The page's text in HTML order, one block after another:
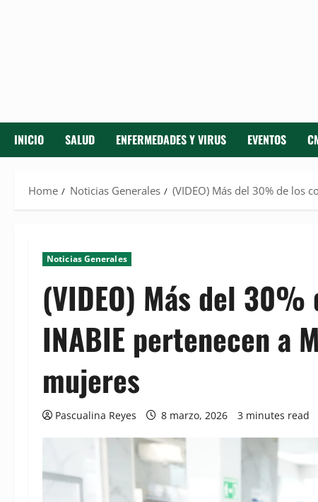
INICIO SALUD ENFERMEDADES Y VIRUS EVENTOS
Home Noticias Generales (VIDEO) Más del 30% de los
Noticias Generales
(VIDEO) Más del
INABIE pertenecen a
mujeres
Pascualina Reyes 8 marzo, 2026 3 minutes read